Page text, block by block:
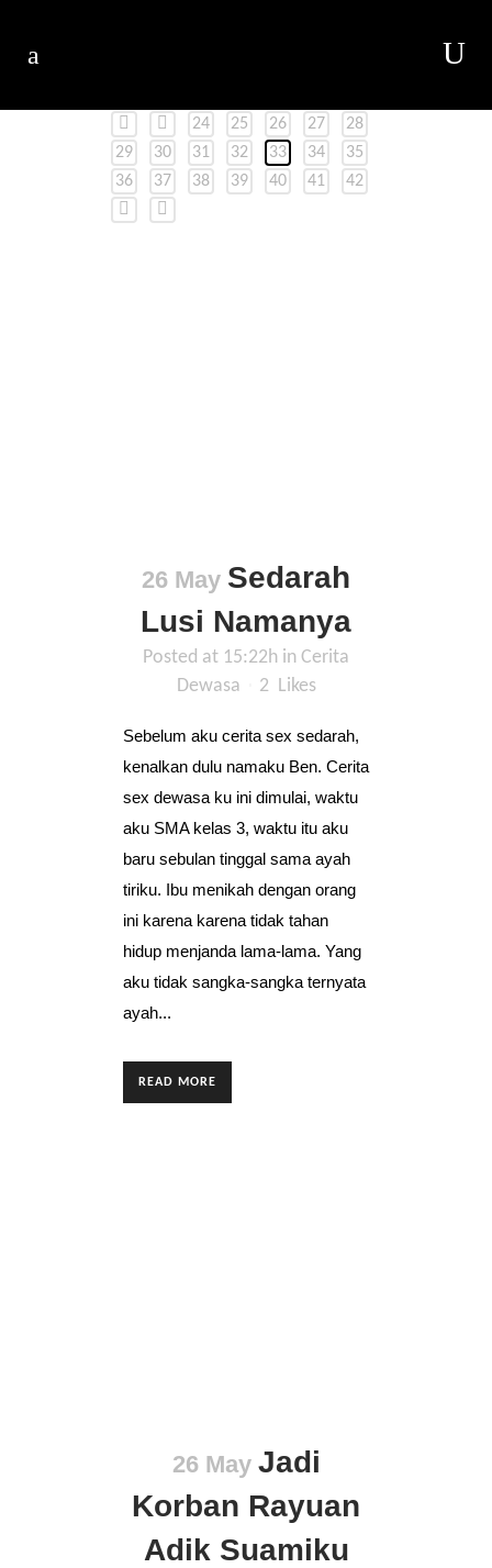
24 25 26 27
28
29
30 31 32 33 34
35
36
37 38 39 40 41 42
26 May Sedarah
Lusi Namanya
Posted at 15:22h in Cerita
Dewasa
2 Likes
Sebelum aku cerita sex sedarah,
kenalkan dulu namaku Ben. Cerita
sex dewasa ku ini dimulai, waktu
aku SMA kelas 3, waktu itu aku
baru sebulan tinggal sama ayah
tiriku. Ibu menikah dengan orang
ini karena karena tidak tahan
hidup menjanda lama-lama. Yang
aku tidak sangka-sangka ternyata
ayah...
READ MORE
26 May Jadi
Korban Rayuan
Adik Suamiku